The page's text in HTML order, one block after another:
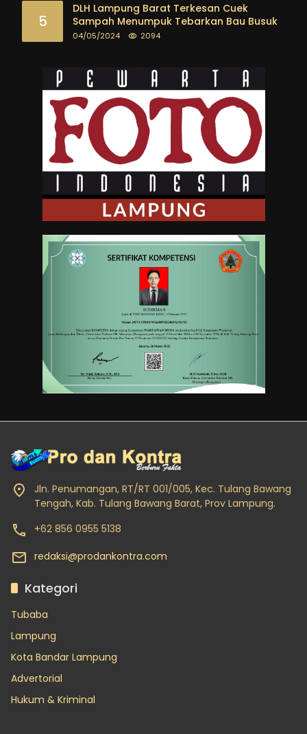
5
DLH Lampung Barat Terkesan Cuek
Sampah Menumpuk Tebarkan Bau Busuk
04/05/2024 2094
Jln. Penumangan, RT/RT 001/005, Kec. Tulang Bawang
Tengah, Kab. Tulang Bawang Barat, Prov Lampung.
+62 856 0955 5138
redaksi@prodankontra.com
Kategori
Tubaba
Lampung
Kota Bandar Lampung
Advertorial
Hukum & Kriminal